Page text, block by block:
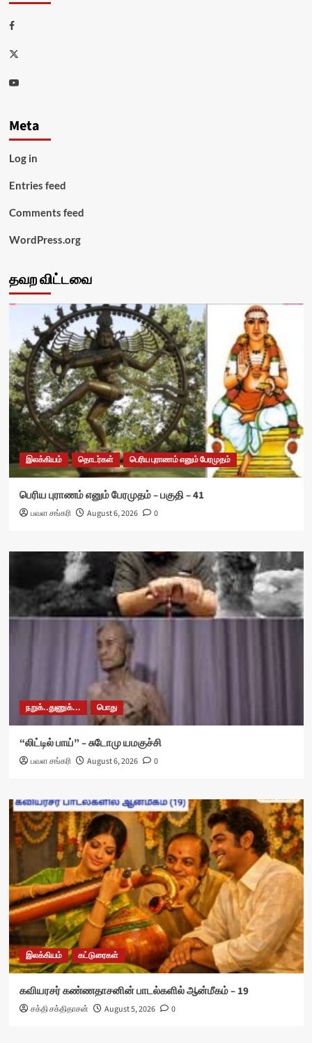
Facebook
Twitter
Youtube
Meta
Log in
Entries feed
Comments feed
WordPress.org
தவற விட்டவை
இலக்கியம் தொடர்கள் பெரிய புராணம் எனும் பேரமுதம்
பெரிய புராணம் எனும் பேரமுதம் – பகுதி – 41
பவள சங்கரி August 6, 2026 0
நறுக்..துணுக்... பொது
“லிட்டில் பாய்” – சுடோமு யமகுச்சி
பவள சங்கரி August 6, 2026 0
இலக்கியம் கட்டுரைகள்
கவியரசர் கண்ணதாசனின் பாடல்களில் ஆன்மீகம் – 19
சக்தி சக்திதாசன் August 5, 2026 0